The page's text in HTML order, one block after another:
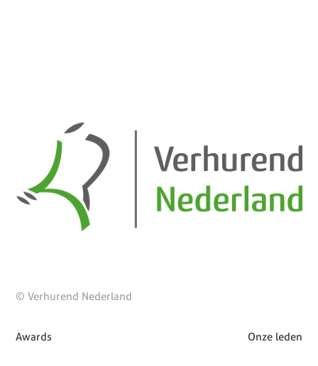
© Verhurend Nederland
Awards Onze leden